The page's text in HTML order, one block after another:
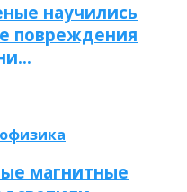
научились
повреждения
магнитные